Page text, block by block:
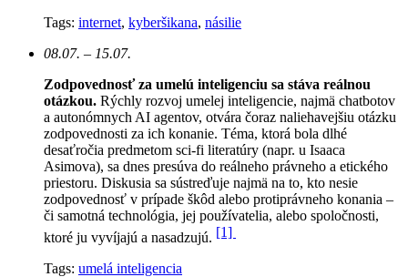
Tags: internet, kyberšikana, násilie
08.07. – 15.07.
Zodpovednosť za umelú inteligenciu sa stáva reálnou
otázkou. Rýchly rozvoj umelej inteligencie, najmä chatbotov
a autonómnych AI agentov, otvára čoraz naliehavejšiu otázku
zodpovednosti za ich konanie. Téma, ktorá bola dlhé
desaťročia predmetom sci-fi literatúry (napr. u Isaaca
Asimova), sa dnes presúva do reálneho právneho a etického
priestoru. Diskusia sa sústreďuje najmä na to, kto nesie
zodpovednosť v prípade škôd alebo protiprávneho konania –
či samotná technológia, jej používatelia, alebo spoločnosti,
ktoré ju vyvíjajú a nasadzujú. [1]
Tags: umelá inteligencia